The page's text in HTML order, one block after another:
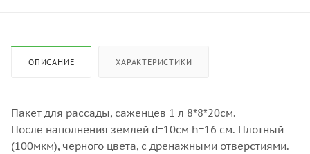
ОПИСАНИЕ ХАРАКТЕРИСТИКИ
Пакет для рассады, саженцев 1 л 8*8*20см.
После наполнения землей d=10см h=16 см. Плотный
(100мкм), черного цвета, с дренажными отверстиями.